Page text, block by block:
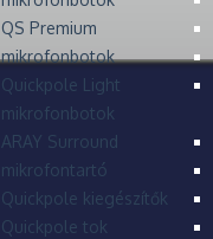
QS Premium
mikrofonbotok
Quickpole Light
mikrofonbotok
ARAY Surround
mikrofontartó
Quickpole kiegészítők
Quickpole tok